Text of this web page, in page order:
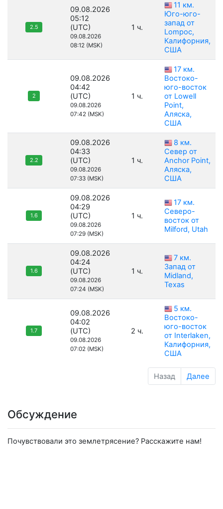
2.5
09.08.2026
05:12
(UTC)
09.08.2026
08:12 (MSK)
1 ч.
11 км.
Юго-юго-
запад от
Lompoc,
Калифорния,
США
2
09.08.2026
04:42
(UTC)
09.08.2026
07:42 (MSK)
1 ч.
17 км.
Востоко-
юго-восток
от Lowell
Point,
Аляска,
США
2.2
09.08.2026
04:33
(UTC)
09.08.2026
07:33 (MSK)
1 ч.
8 км.
Север от
Anchor Point,
Аляска,
США
1.6
09.08.2026
04:29
(UTC)
09.08.2026
07:29 (MSK)
1 ч.
17 км.
Северо-
восток от
Milford, Utah
1.6
09.08.2026
04:24
(UTC)
09.08.2026
07:24 (MSK)
1 ч.
7 км.
Запад от
Midland,
Texas
1.7
09.08.2026
04:02
(UTC)
09.08.2026
07:02 (MSK)
2 ч.
5 км.
Востоко-
юго-восток
от Interlaken,
Калифорния,
США
Назад Далее
Обсуждение
Почувствовали это землетрясение? Расскажите нам!